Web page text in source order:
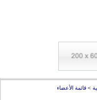
> قائمة الأعضاء